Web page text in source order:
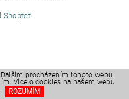
Shoptet
procházením tohoto webu
Více o cookies na našem webu
ROZUMÍM